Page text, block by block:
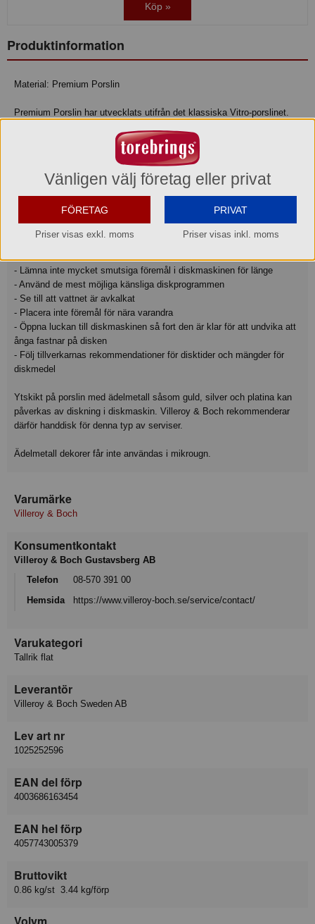
Köp »
Produktinformation
Material: Premium Porslin
Premium Porslin har utvecklats utifrån det klassiska Vitro-porslinet.
utmärkta egenskaper för användning av vitro-porslin.
Skötselråd:
Observera vissa saker vid diskning i diskmaskin för att säkerställa att
- Lämna inte mycket smutsiga föremål i diskmaskinen för länge
- Använd de mest möjliga känsliga diskprogrammen
- Se till att vattnet är avkalkat
- Placera inte föremål för nära varandra
- Öppna luckan till diskmaskinen så fort den är klar för att undvika att
ånga fastnar på disken
- Följ tillverkarnas rekommendationer för disktider och mängder för
diskmedel
Ytskikt på porslin med ädelmetall såsom guld, silver och platina kan
påverkas av diskning i diskmaskin. Villeroy & Boch rekommenderar
därför handdisk för denna typ av serviser.
Ädelmetall dekorer får inte användas i mikrougn.
Varumärke
Villeroy & Boch
Konsumentkontakt
Villeroy & Boch Gustavsberg AB
Telefon
08-570 391 00
Hemsida
https://www.villeroy-boch.se/service/contact/
Varukategori
Tallrik flat
Leverantör
Villeroy & Boch Sweden AB
Lev art nr
1025252596
EAN del förp
4003686163454
EAN hel förp
4057743005379
Bruttovikt
0.86 kg/st 3.44 kg/förp
Vänligen välj företag eller privat
FÖRETAG
Priser visas exkl. moms
PRIVAT
Priser visas inkl. moms